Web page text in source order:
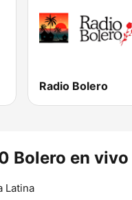
Radio Bolero
Bolero en vivo
Latina